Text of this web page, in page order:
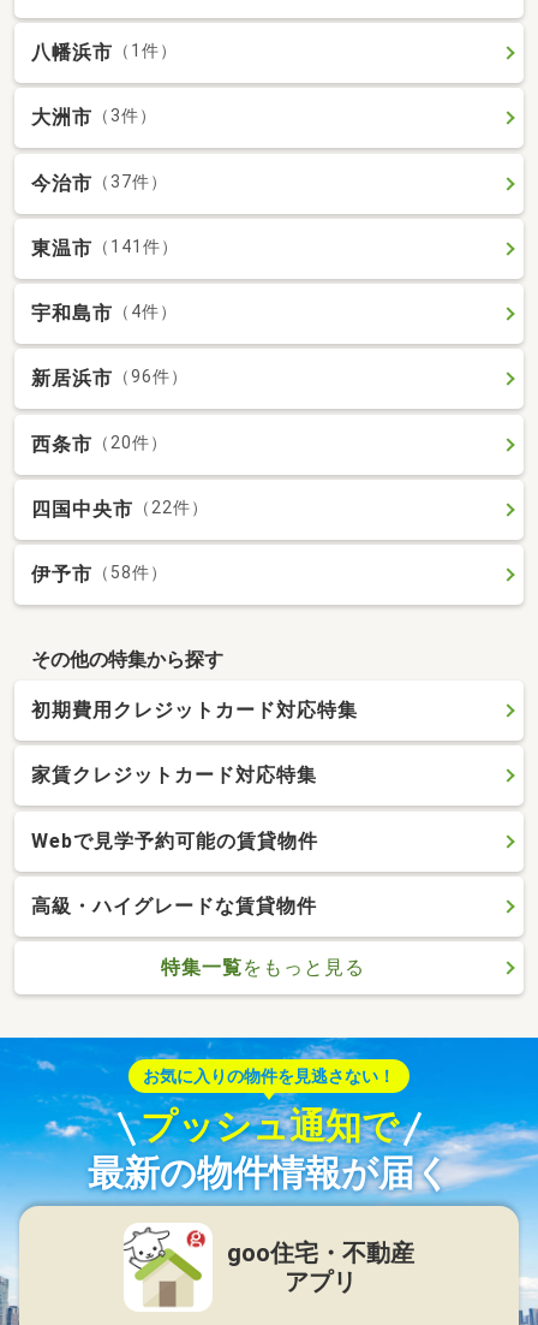
八幡浜市 （1件）
大洲市 （3件）
今治市 （37件）
東温市 （141件）
宇和島市 （4件）
新居浜市 （96件）
西条市 （20件）
四国中央市 （22件）
伊予市 （58件）
その他の特集から探す
初期費用クレジットカード対応特集
家賃クレジットカード対応特集
Webで見学予約可能の賃貸物件
高級・ハイグレードな賃貸物件
特集一覧をもっと見る
お気に入りの物件を見逃さない！
プッシュ通知で
最新の物件情報が届く
goo住宅・不動産
アプリ